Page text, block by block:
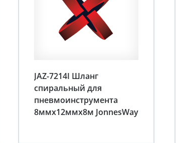
JAZ-7214I Шланг
спиральный для
пневмоинструмента
8ммх12ммх8м JonnesWay